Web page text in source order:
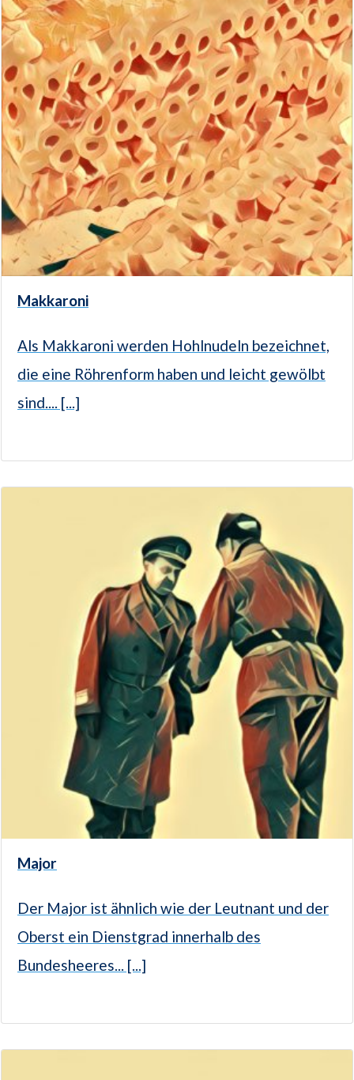
Makkaroni
Als Makkaroni werden Hohlnudeln bezeichnet,
die eine Röhrenform haben und leicht gewölbt
sind.... [...]
Major
Der Major ist ähnlich wie der Leutnant und der
Oberst ein Dienstgrad innerhalb des
Bundesheeres... [...]